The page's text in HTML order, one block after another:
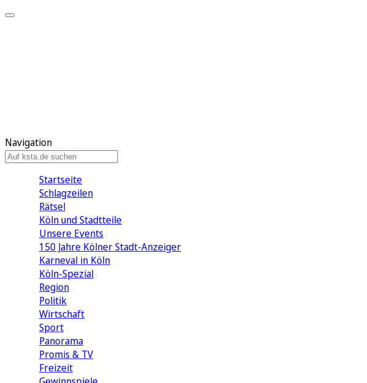
Navigation
Startseite
Schlagzeilen
Rätsel
Köln und Stadtteile
Unsere Events
150 Jahre Kölner Stadt-Anzeiger
Karneval in Köln
Köln-Spezial
Region
Politik
Wirtschaft
Sport
Panorama
Promis & TV
Freizeit